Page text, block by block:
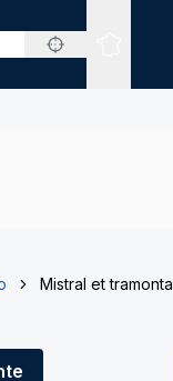
Sites
Mistral et